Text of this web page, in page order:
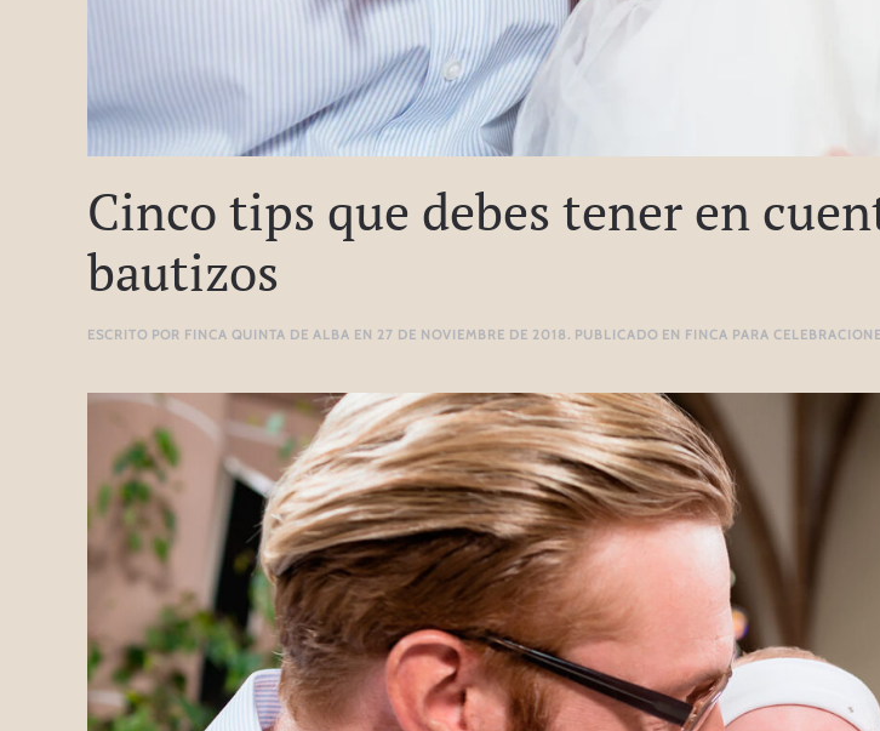
Cinco tips que debes tener en
bautizos
ESCRITO POR FINCA QUINTA DE ALBA EN 27 DE NOVIEMBRE DE 2018 . PUBLICADO EN FINCA PARA